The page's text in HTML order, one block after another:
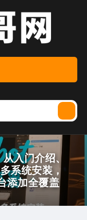
入门介绍、
系统安装，
添加全覆盖